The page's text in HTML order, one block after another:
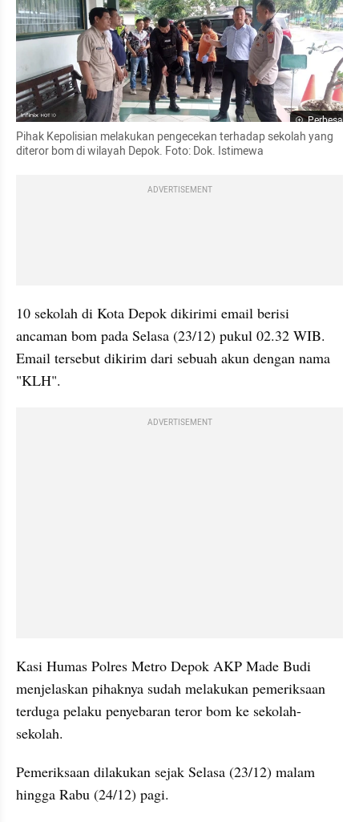
Perbesar
Pihak Kepolisian melakukan pengecekan terhadap sekolah yang
diteror bom di wilayah Depok. Foto: Dok. Istimewa
ADVERTISEMENT
10 sekolah di Kota Depok dikirimi email berisi
ancaman bom pada Selasa (23/12) pukul 02.32 WIB.
Email tersebut dikirim dari sebuah akun dengan nama
"KLH".
ADVERTISEMENT
Kasi Humas Polres Metro Depok AKP Made Budi
menjelaskan pihaknya sudah melakukan pemeriksaan
terduga pelaku penyebaran teror bom ke sekolah-
sekolah.
Pemeriksaan dilakukan sejak Selasa (23/12) malam
hingga Rabu (24/12) pagi.